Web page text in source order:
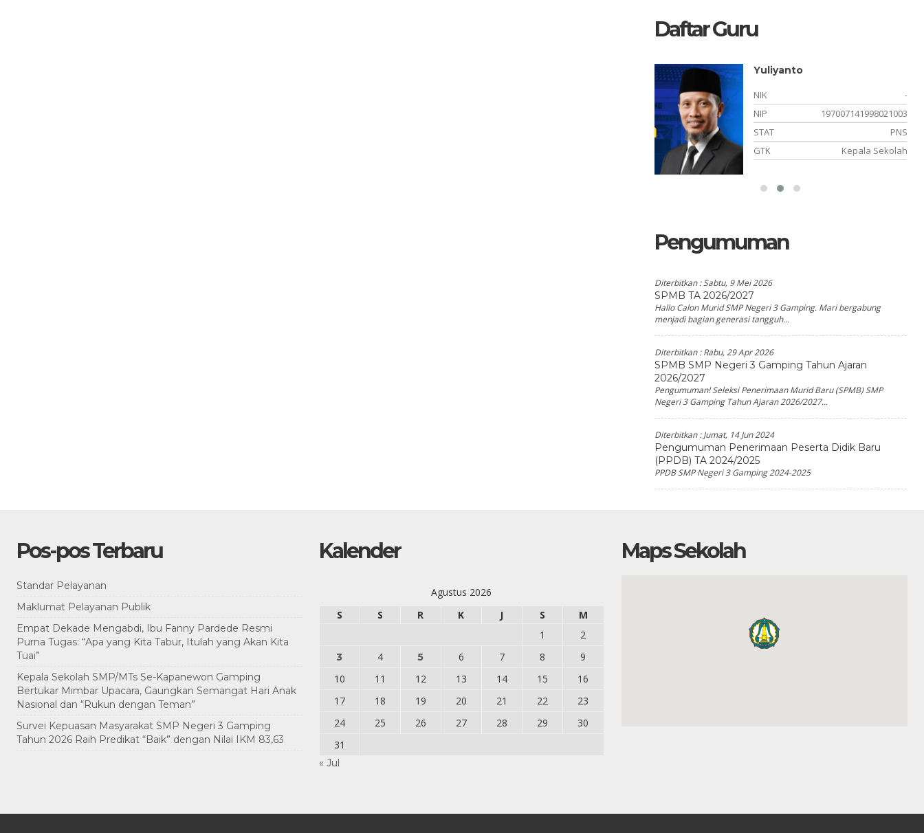
Daftar Guru
Yuliyanto
NIK
-
NIP
197007141998021003
STAT
PNS
GTK
Kepala Sekolah
Pengumuman
Diterbitkan :Sabtu, 9 Mei 2026
SPMB TA 2026/2027
Hallo Calon Murid SMP Negeri 3 Gamping. Mari bergabung
menjadi bagian generasi tangguh...
Diterbitkan :Rabu, 29 Apr 2026
SPMB SMP Negeri 3 Gamping Tahun Ajaran
2026/2027
Pengumuman! Seleksi Penerimaan Murid Baru (SPMB) SMP
Negeri 3 Gamping Tahun Ajaran 2026/2027...
Diterbitkan :Jumat, 14 Jun 2024
Pengumuman Penerimaan Peserta Didik Baru
(PPDB) TA 2024/2025
PPDB SMP Negeri 3 Gamping 2024-2025
Pos-pos Terbaru
Standar Pelayanan
Maklumat Pelayanan Publik
Empat Dekade Mengabdi, Ibu Fanny Pardede Resmi
Purna Tugas: “Apa yang Kita Tabur, Itulah yang Akan Kita
Tuai”
Kepala Sekolah SMP/MTs Se-Kapanewon Gamping
Bertukar Mimbar Upacara, Gaungkan Semangat Hari Anak
Nasional dan “Rukun dengan Teman”
Survei Kepuasan Masyarakat SMP Negeri 3 Gamping
Tahun 2026 Raih Predikat “Baik” dengan Nilai IKM 83,63
Kalender
Agustus 2026
S
S R K J S
M
1
2
3 4 5 6 7 8
9
10
11 12 13 14 15
16
17
18 19 20 21 22
23
24
25 26 27 28 29
30
31
« Jul
Maps Sekolah